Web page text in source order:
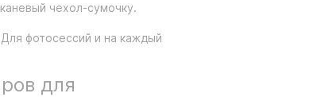
чехол-сумочку.
фотосессий и на каждый
для